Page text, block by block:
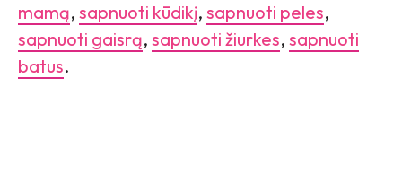
mamą, sapnuoti kūdikį, sapnuoti peles,
sapnuoti gaisrą, sapnuoti žiurkes, sapnuoti
batus.